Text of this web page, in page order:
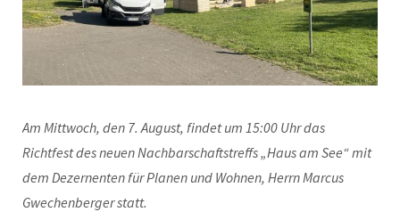
Am Mittwoch, den 7. August, findet um 15:00 Uhr das
Richtfest des neuen Nachbarschaftstreffs „Haus am See“ mit
dem Dezernenten für Planen und Wohnen, Herrn Marcus
Gwechenberger statt.